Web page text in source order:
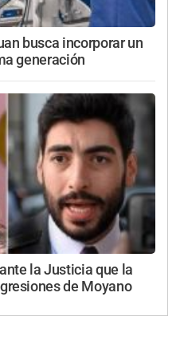
busca incorporar un
generación
la Justicia que la
de Moyano